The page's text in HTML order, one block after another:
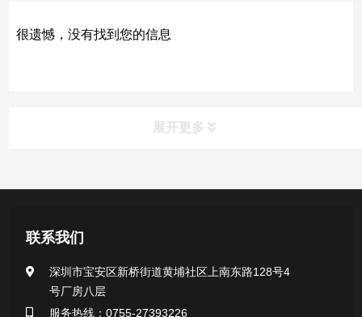
很遗憾，没有找到您的信息
展开更多
产品中心
医用无菌采样拭子系列
一次性使用采样器系列
微生物样本保存液（通用运输传媒介质）系列
联系我们
深圳市宝安区新桥街道黄埔社区上南东路128号4
号厂房八层
服务热线：0755-27393226